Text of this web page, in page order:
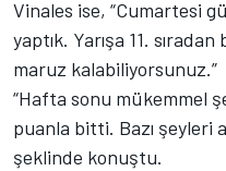
Vinales ise, “Cumartesi
yaptık. Yarışa 11.
maruz kalabiliyorsunuz.”
“Hafta sonu mükemmel
puanla bitti. Bazı şeyleri
şeklinde konuştu.